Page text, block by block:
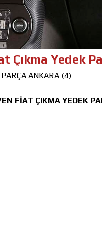
Yedek Parça -
ANKARA (4)
FİAT ÇIKMA YEDEK